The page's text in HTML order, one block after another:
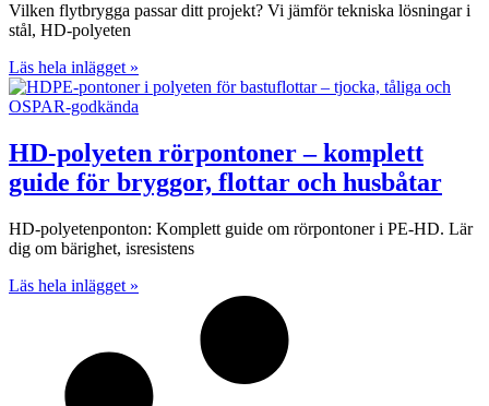
Vilken flytbrygga passar ditt projekt? Vi jämför tekniska lösningar i
stål, HD-polyeten
Läs hela inlägget »
HD-polyeten rörpontoner – komplett
guide för bryggor, flottar och husbåtar
HD-polyetenponton: Komplett guide om rörpontoner i PE-HD. Lär
dig om bärighet, isresistens
Läs hela inlägget »